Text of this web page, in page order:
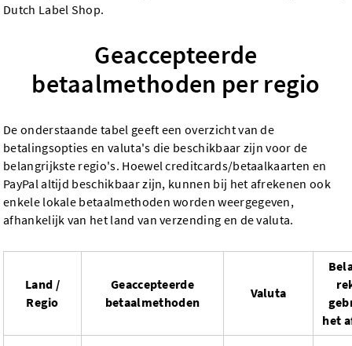
Dutch Label Shop.
Geaccepteerde
betaalmethoden per regio
De onderstaande tabel geeft een overzicht van de
betalingsopties en valuta's die beschikbaar zijn voor de
belangrijkste regio's. Hoewel creditcards/betaalkaarten en
PayPal altijd beschikbaar zijn, kunnen bij het afrekenen ook
enkele lokale betaalmethoden worden weergegeven,
afhankelijk van het land van verzending en de valuta.
Land /
Regio
Geaccepteerde
betaalmethoden
Valuta
het